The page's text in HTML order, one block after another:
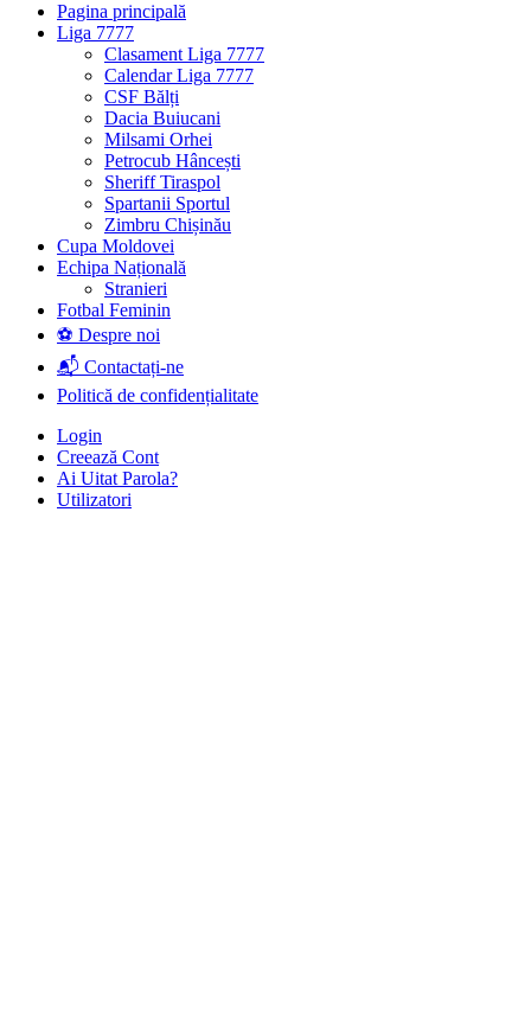
Pagina principală
Liga 7777
Clasament Liga 7777
Calendar Liga 7777
CSF Bălți
Dacia Buiucani
Milsami Orhei
Petrocub Hâncești
Sheriff Tiraspol
Spartanii Sportul
Zimbru Chișinău
Cupa Moldovei
Echipa Națională
Stranieri
Fotbal Feminin
⚽ Despre noi
📬 Contactați-ne
Politică de confidențialitate
Login
Creează Cont
Ai Uitat Parola?
Utilizatori